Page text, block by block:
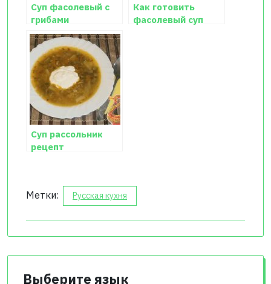
Суп фасолевый с
грибами
Как готовить
фасолевый суп
Суп рассольник
рецепт
Метки: Русская кухня
Выберите язык